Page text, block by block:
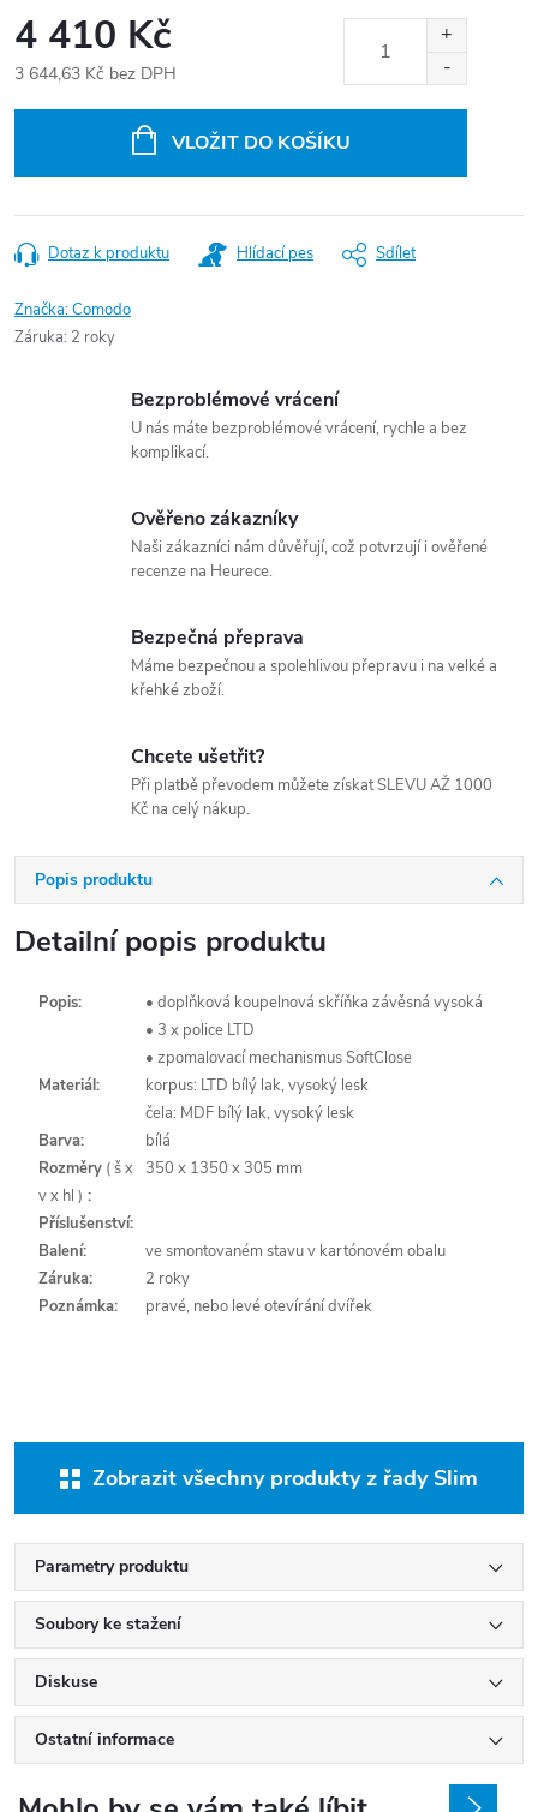
4 410 Kč
3 644,63 Kč bez DPH
VLOŽIT DO KOŠÍKU
Dotaz k produktu Hlídací pes Sdílet
Značka:Comodo
Záruka: 2 roky
Bezproblémové vrácení
U nás máte bezproblémové vrácení, rychle a bez
komplikací.
Ověřeno zákazníky
Naši zákazníci nám důvěřují, což potvrzují i ověřené
recenze na Heurece.
Bezpečná přeprava
Máme bezpečnou a spolehlivou přepravu i na velké a
křehké zboží.
Chcete ušetřit?
Při platbě převodem můžete získat SLEVU AŽ 1000
Kč na celý nákup.
Popis produktu
Detailní popis produktu
Popis:
• doplňková koupelnová skříňka závěsná vysoká
• 3 x police LTD
• zpomalovací mechanismus SoftClose
Materiál:
korpus: LTD bílý lak, vysoký lesk
čela: MDF bílý lak, vysoký lesk
Barva:
bílá
Rozměry ( š x
v x hl ) :
350 x 1350 x 305 mm
Příslušenství:
Balení:
ve smontovaném stavu v kartónovém obalu
Záruka:
2 roky
Poznámka:
pravé, nebo levé otevírání dvířek
Zobrazit všechny produkty z řady Slim
Parametry produktu
Soubory ke stažení
Diskuse
Ostatní informace